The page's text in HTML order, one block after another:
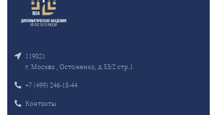
119021
г. Москва , Остоженка, д.53/2 стр.1
+7 (499) 246-18-44
Контакты